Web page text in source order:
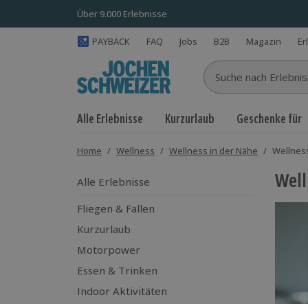
Über 9.000 Erlebnisse
PAYBACK FAQ Jobs B2B Magazin
Suche nach
Alle Erlebnisse Kurzurlaub Geschenke für
Home / Wellness / Wellness in der Nähe /
Alle Erlebnisse
Fliegen & Fallen
Kurzurlaub
Motorpower
Essen & Trinken
Indoor Aktivitäten